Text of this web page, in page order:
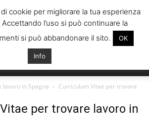
Italiani
Spagna
lavoro in Spagna
Curriculum Vitae per trovare
per trovare lavoro in
cookie per migliorare la tua esperienza
l’uso si può continuare la
si può abbandonare il sito.
OK
Info